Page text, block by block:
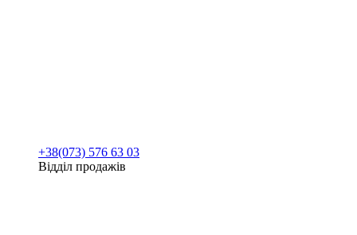
+38(073) 576 63 03
Відділ продажів